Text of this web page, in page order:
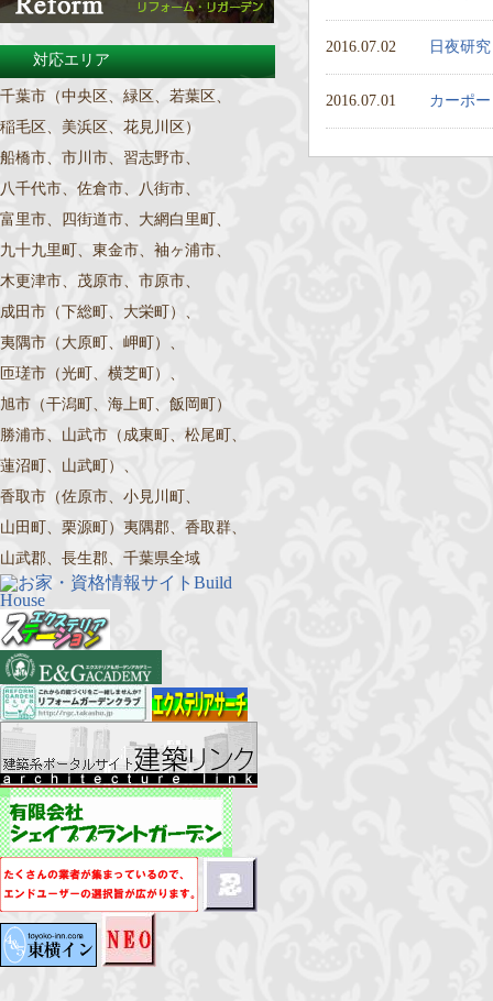
2016.07.02 日夜研
2016.07.01 カーポ
対応エリア
千葉市（中央区、緑区、若葉区、
稲毛区、美浜区、花見川区）
船橋市、市川市、習志野市、
八千代市、佐倉市、八街市、
富里市、四街道市、大網白里町、
九十九里町、東金市、袖ヶ浦市、
木更津市、茂原市、市原市、
成田市（下総町、大栄町）、
夷隅市（大原町、岬町）、
匝瑳市（光町、横芝町）、
旭市（干潟町、海上町、飯岡町）
勝浦市、山武市（成東町、松尾町、
蓮沼町、山武町）、
香取市（佐原市、小見川町、
山田町、栗源町）夷隅郡、香取群、
山武郡、長生郡、千葉県全域